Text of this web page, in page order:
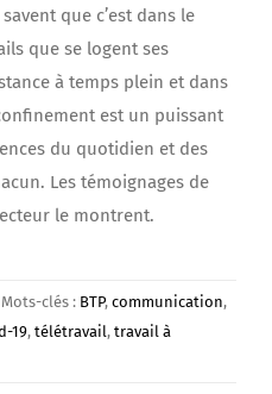
que c’est dans le
que se logent ses
à temps plein et dans
est un puissant
du quotidien et des
Les témoignages de
le montrent.
Mots-clés : BTP, communication,
19, télétravail, travail à